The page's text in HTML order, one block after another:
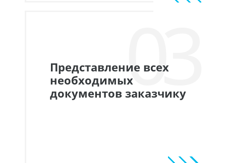
03
Представление всех
необходимых
документов заказчику